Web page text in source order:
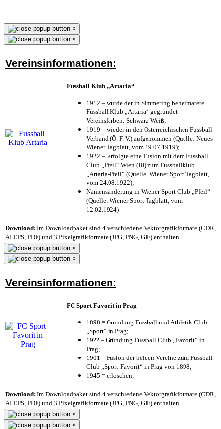
×
×
Vereinsinformationen:
Fussball Klub „Artaria“
1912 – wurde der in Simmering beheimatete
Fussball Klub „Artaria“ gegründet –
Vereinsfarben: Schwarz-Weiß;
1919 – wieder in den Österreichischen Fussball
Verband (Ö. F. V.) aufgenommen (Quelle: Neues
Wiener Tagblatt, vom 19.07.1919);
1922 – erfolgte eine Fusion mit dem Fussball
Club „Pfeil“ Wien (III) zum Fussballklub
„Artaria-Pfeil“ (Quelle: Wiener Sport Tagblatt,
vom 24.08.1922);
Namensänderung in Wiener Sport Club „Pfeil“
(Quelle: Wiener Sport Tagblatt, vom
12.02.1924)
Download: Im Downloadpaket sind 4 verschiedene Vektorgrafikformate (CDR,
AI EPS, PDF) und 3 Pixelgrafikformate (JPG, PNG, GIF) enthalten.
×
×
Vereinsinformationen:
FC Sport Favorit in Prag
1898 = Gründung Fussball und Athletik Club
„Sport“ in Prag;
19?? = Gründung Fussball Club „Favorit“ in
Prag;
1901 = Fusion der beiden Vereine zum Fussball
Club „Sport-Favorit“ in Prag von 1898;
1945 = erloschen;
Download: Im Downloadpaket sind 4 verschiedene Vektorgrafikformate (CDR,
AI EPS, PDF) und 3 Pixelgrafikformate (JPG, PNG, GIF) enthalten.
×
×